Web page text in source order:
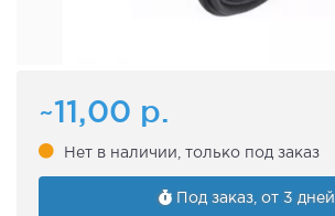
~11,00 р.
Нет в наличии, только под заказ
Под заказ, от 3 дней